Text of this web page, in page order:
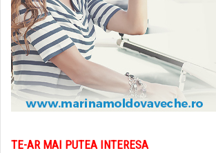
TE-AR MAI PUTEA INTERESA